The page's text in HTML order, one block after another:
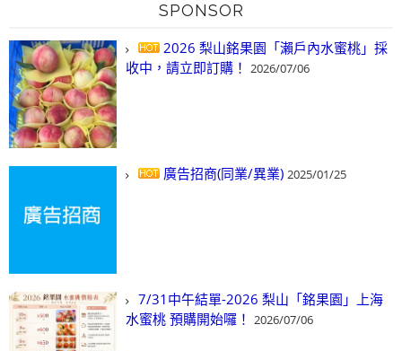
SPONSOR
2026 梨山銘果園「瀨戶內水蜜桃」採
收中，請立即訂購！ 2026/07/06
廣告招商(同業/異業) 2025/01/25
7/31中午結單-2026 梨山「銘果園」上海
水蜜桃 預購開始囉！ 2026/07/06